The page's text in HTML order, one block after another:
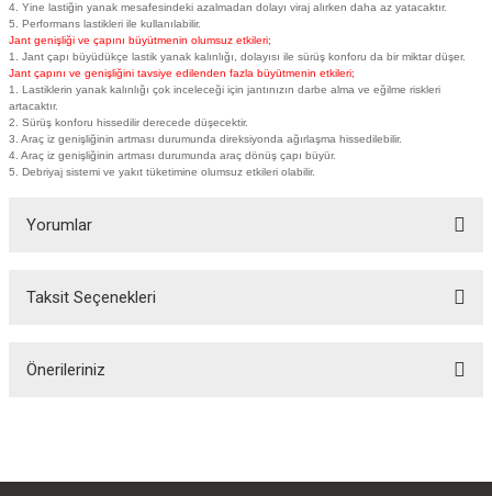
4. Yine lastiğin yanak mesafesindeki azalmadan dolayı viraj alırken daha az yatacaktır.
5. Performans lastikleri ile kullanılabilir.
Jant genişliği ve çapını büyütmenin olumsuz etkileri;
1. Jant çapı büyüdükçe lastik yanak kalınlığı, dolayısı ile sürüş konforu da bir miktar düşer.
Jant çapını ve genişliğini tavsiye edilenden fazla büyütmenin etkileri;
1. Lastiklerin yanak kalınlığı çok inceleceği için jantınızın darbe alma ve eğilme riskleri
artacaktır.
2. Sürüş konforu hissedilir derecede düşecektir.
3. Araç iz genişliğinin artması durumunda direksiyonda ağırlaşma hissedilebilir.
4. Araç iz genişliğinin artması durumunda araç dönüş çapı büyür.
5. Debriyaj sistemi ve yakıt tüketimine olumsuz etkileri olabilir.
Yorumlar
Bu ürüne ilk yorumu siz yapın!
Taksit Seçenekleri
Önerileriniz
Görüş ve önerileriniz için teşekkür ederiz.